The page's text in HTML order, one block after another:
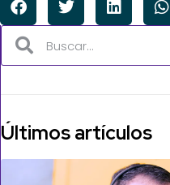
Últimos artículos